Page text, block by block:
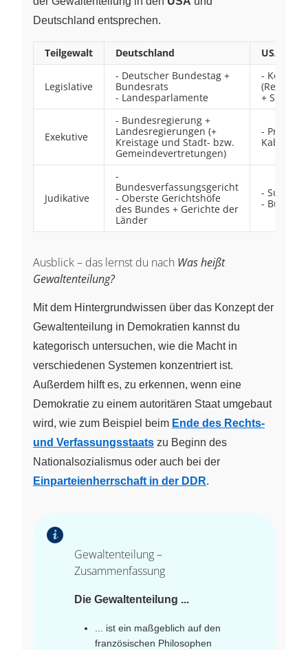
Deutschland entsprechen.
Teilgewalt Deutschland USA
Legislative
- Deutscher Bundestag +
Bundesrats
- Landesparlamente
-
+ Senat)
Exekutive
- Bundesregierung +
Landesregierungen (+
Kreistage und Stadt- bzw.
Gemeindevertretungen)
-
Kabinett
Judikative
-
Bundesverfassungsgericht
- Oberste Gerichtshöfe
des Bundes + Gerichte der
Länder
-
-
Ausblick – das lernst du nach Was heißt
Gewaltenteilung?
Mit dem Hintergrundwissen über das Konzept der
Gewaltenteilung in Demokratien kannst du
kategorisch untersuchen, wie die Macht in
verschiedenen Systemen konzentriert ist.
Außerdem hilft es, zu erkennen, wenn eine
Demokratie zu einem autoritären Staat umgebaut
wird, wie zum Beispiel beim Ende des Rechts-
und Verfassungsstaats zu Beginn des
Nationalsozialismus oder auch bei der
Einparteienherrschaft in der DDR.
Gewaltenteilung –
Zusammenfassung
Die Gewaltenteilung ...
... ist ein maßgeblich auf den
französischen Philosophen